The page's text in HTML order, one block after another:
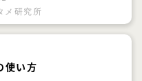
メ研究所
使い方